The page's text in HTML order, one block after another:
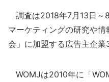
調査は2018年7月13日～
マーケティングの研究や
会」に加盟する広告主企業
WOMJは2010年に「